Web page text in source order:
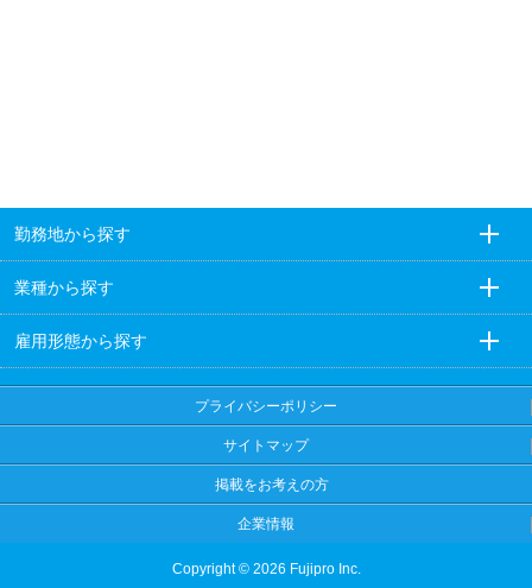
勤務地から探す
業種から探す
雇用形態から探す
プライバシーポリシー
サイトマップ
掲載をお考えの方
企業情報
Copyright © 2026 Fujipro Inc.